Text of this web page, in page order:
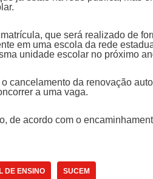
que será realizado de
em uma escola da rede
unidade escolar no próximo
cancelamento da renovação
a uma vaga.
de acordo com o
DE ENSINO SUCEM